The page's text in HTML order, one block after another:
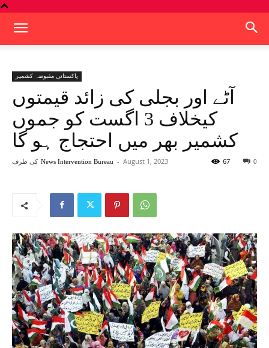
پاکستانی مقبوضہ کشمیر
آٹے اور بجلی کی زائد قیمتوں
کیخلاف 3 اگست کو جموں
کشمیر بھر میں احتجاج ہو گا
کی طرف News Intervention Bureau - August 1, 2023 0
67